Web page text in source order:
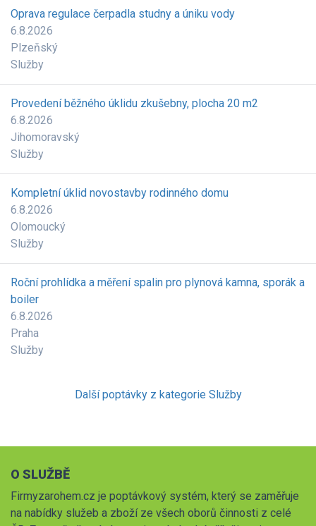
Oprava regulace čerpadla studny a úniku vody
6.8.2026
Plzeňský
Služby
Provedení běžného úklidu zkušebny, plocha 20 m2
6.8.2026
Jihomoravský
Služby
Kompletní úklid novostavby rodinného domu
6.8.2026
Olomoucký
Služby
Roční prohlídka a měření spalin pro plynová kamna, sporák a
boiler
6.8.2026
Praha
Služby
Další poptávky z kategorie Služby
O SLUŽBĚ
Firmyzarohem.cz je poptávkový systém, který se zaměřuje
na nabídky služeb a zboží ze všech oborů činnosti z celé